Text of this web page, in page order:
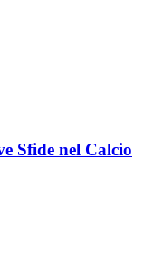
Sfide nel Calcio